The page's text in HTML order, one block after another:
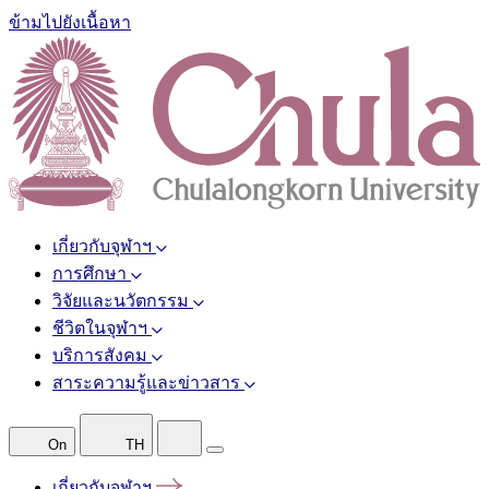
ข้ามไปยังเนื้อหา
เกี่ยวกับจุฬาฯ
การศึกษา
วิจัยและนวัตกรรม
ชีวิตในจุฬาฯ
บริการสังคม
สาระความรู้และข่าวสาร
On TH